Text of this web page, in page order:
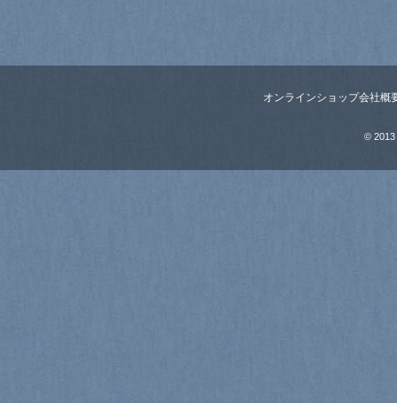
オンラインショップ会社概
© 2013